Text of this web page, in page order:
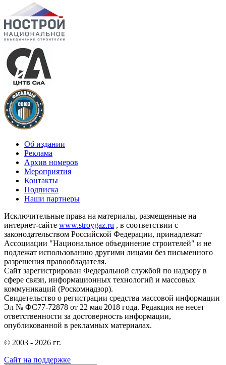
Об издании
Реклама
Архив номеров
Мероприятия
Контакты
Подписка
Наши партнеры
Исключительные права на материалы, размещенные на
интернет-сайте www.stroygaz.ru , в соответствии с
законодательством Российской Федерации, принадлежат
Ассоциации "Национальное объединение строителей" и не
подлежат использованию другими лицами без письменного
разрешения правообладателя.
Сайт зарегистрирован Федеральной службой по надзору в
сфере связи, информационных технологий и массовых
коммуникаций (Роскомнадзор).
Свидетельство о регистрации средства массовой информации
Эл № ФС77-72878 от 22 мая 2018 года. Редакция не несет
ответственности за достоверность информации,
опубликованной в рекламных материалах.
© 2003 - 2026 гг.
Сайт на поддержке